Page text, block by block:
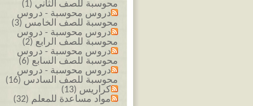
محوسبة للصف الثاني (1)
دروس محوسبة - دروس
محوسبة للصف الخامس (3)
دروس محوسبة - دروس
محوسبة للصف الرابع (2)
دروس محوسبة - دروس
محوسبة للصف السابع (6)
دروس محوسبة - دروس
محوسبة للصف السادس (16)
كراريس (13)
مواد مساعدة للمعلم (32)